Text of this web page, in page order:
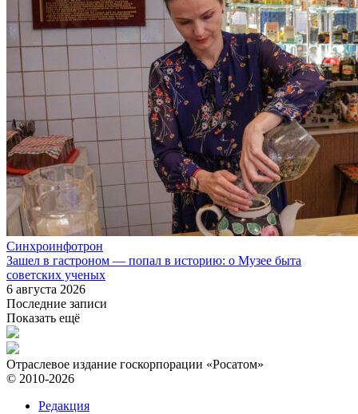
Синхроинфотрон
Зашел в гастроном — попал в историю: о Музее быта
советских ученых
6 августа 2026
Последние записи
Показать ещё
Отраслевое издание госкорпорации «Росатом»
© 2010-2026
Редакция